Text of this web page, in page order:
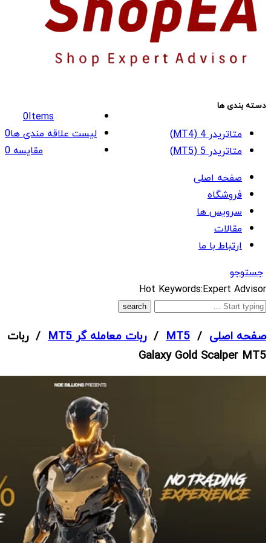
0Items
لیست علاقه مندی ها0
مقایسه0
دسته بندی ها
متاتریدر 4 (MT4)
متاتریدر 5 (MT5)
صفحه اصلی
فروشگاه
سرویس ها
مقالات
ارتباط با ما
جستوجو
What
are
looking
for?
Hot Keywords:Expert Advisor
صفحه اصلی /
MT5
/ربات معامله گر MT5
/ ربات
Galaxy Gold Scalper MT5